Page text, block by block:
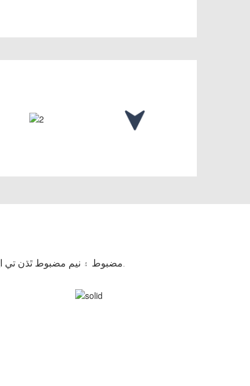
مضبوط ۽ نيم مضبوط ٿڌن تي ايپليڪيشنن لاءِ مناسب: پٿر ، ڪنڪريٽ ، ٺوس برڪ ، سيميڊ برڪ. توسيع جي ذريعي گڏيل ڏاڪڻ جي لاءِ ڊزائين ڪيل.